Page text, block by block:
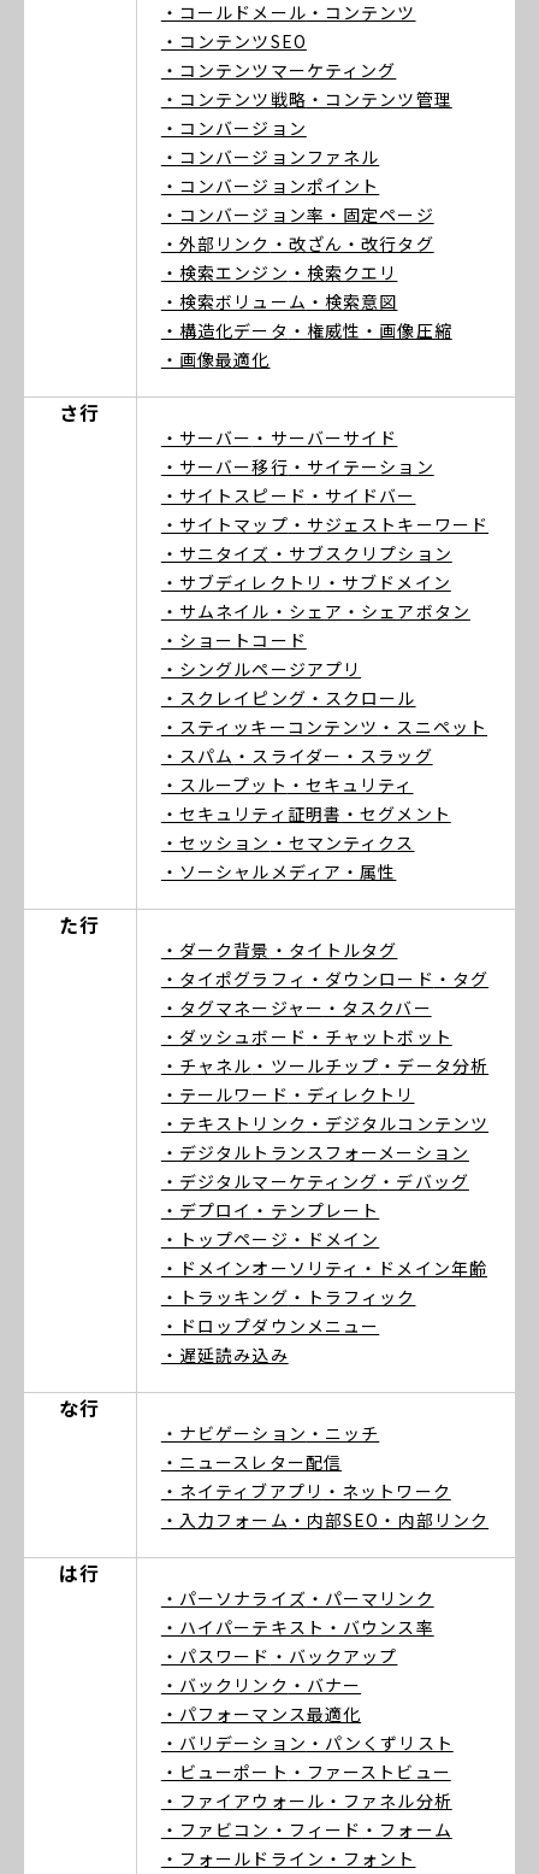
・コールドメール ・コンテンツ
・コンテンツSEO
・コンテンツマーケティング
・コンテンツ戦略 ・コンテンツ管理
・コンバージョン
・コンバージョンファネル
・コンバージョンポイント
・コンバージョン率 ・固定ページ
・外部リンク ・改ざん ・改行タグ
・検索エンジン ・検索クエリ
・検索ボリューム ・検索意図
・構造化データ ・権威性 ・画像圧縮
・画像最適化
さ行
・サーバー ・サーバーサイド
・サーバー移行 ・サイテーション
・サイトスピード ・サイドバー
・サイトマップ ・サジェストキーワード
・サニタイズ ・サブスクリプション
・サブディレクトリ ・サブドメイン
・サムネイル ・シェア ・シェアボタン
・ショートコード
・シングルページアプリ
・スクレイピング ・スクロール
・スティッキーコンテンツ ・スニペット
・スパム ・スライダー ・スラッグ
・スループット ・セキュリティ
・セキュリティ証明書 ・セグメント
・セッション ・セマンティクス
・ソーシャルメディア ・属性
た行
・ダーク背景 ・タイトルタグ
・タイポグラフィ ・ダウンロード ・タグ
・タグマネージャー ・タスクバー
・ダッシュボード ・チャットボット
・チャネル ・ツールチップ ・データ分析
・テールワード ・ディレクトリ
・テキストリンク ・デジタルコンテンツ
・デジタルトランスフォーメーション
・デジタルマーケティング ・デバッグ
・デプロイ ・テンプレート
・トップページ ・ドメイン
・ドメインオーソリティ ・ドメイン年齢
・トラッキング ・トラフィック
・ドロップダウンメニュー
・遅延読み込み
な行
・ナビゲーション ・ニッチ
・ニュースレター配信
・ネイティブアプリ ・ネットワーク
・入力フォーム ・内部SEO ・内部リンク
は行
・パーソナライズ ・パーマリンク
・ハイパーテキスト ・バウンス率
・パスワード ・バックアップ
・バックリンク ・バナー
・パフォーマンス最適化
・バリデーション ・パンくずリスト
・ビューポート ・ファーストビュー
・ファイアウォール ・ファネル分析
・ファビコン ・フィード ・フォーム
・フォールドライン ・フォント